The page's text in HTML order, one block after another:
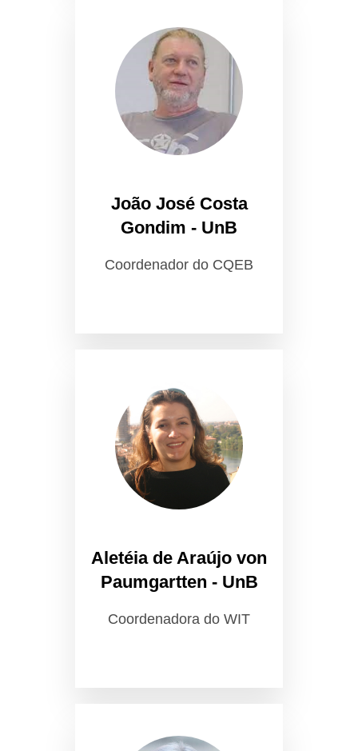
João José Costa
Gondim - UnB
Coordenador do CQEB
Aletéia de Araújo von
Paumgartten - UnB
Coordenadora do WIT